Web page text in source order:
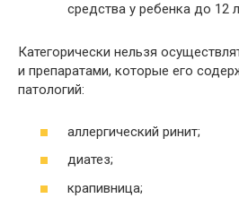
средства у ребенка до 12
Категорически нельзя
и препаратами, которые его
патологий:
аллергический ринит;
диатез;
крапивница;